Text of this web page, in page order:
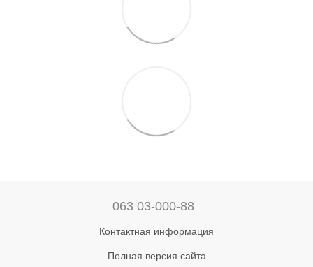
063 03-000-88
Контактная информация
Полная версия сайта